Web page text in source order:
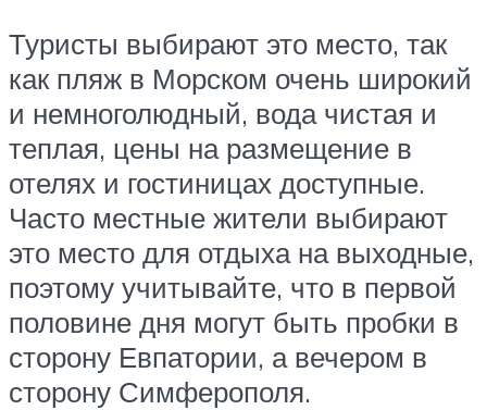
Туристы выбирают это место, так
как пляж в Морском очень широкий
и немноголюдный, вода чистая и
теплая, цены на размещение в
отелях и гостиницах доступные.
Часто местные жители выбирают
это место для отдыха на выходные,
поэтому учитывайте, что в первой
половине дня могут быть пробки в
сторону Евпатории, а вечером в
сторону Симферополя.